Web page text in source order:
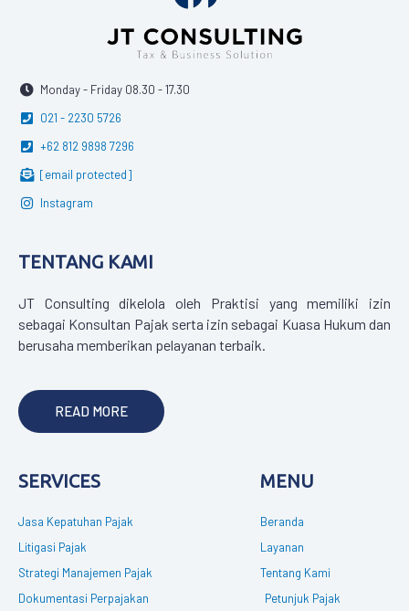
Monday - Friday 08.30 - 17.30
021 - 2230 5726
+62 812 9898 7296
[email protected]
Instagram
TENTANG KAMI
JT Consulting dikelola oleh Praktisi yang memiliki izin
sebagai Konsultan Pajak serta izin sebagai Kuasa Hukum dan
berusaha memberikan pelayanan terbaik.
READ MORE
SERVICES
Jasa Kepatuhan Pajak
Litigasi Pajak
Strategi Manajemen Pajak
Dokumentasi Perpajakan
MENU
Beranda
Layanan
Tentang Kami
Petunjuk Pajak